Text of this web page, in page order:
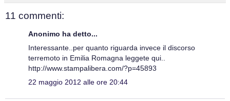
11 commenti:
Anonimo ha detto...
Interessante..per quanto riguarda invece il discorso
terremoto in Emilia Romagna leggete qui..
http://www.stampalibera.com/?p=45893
22 maggio 2012 alle ore 20:44